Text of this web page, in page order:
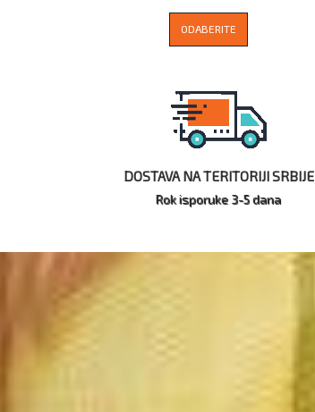
ODABERITE
DOSTAVA NA TERITORIJI SRBIJE
Rok isporuke 3-5 dana